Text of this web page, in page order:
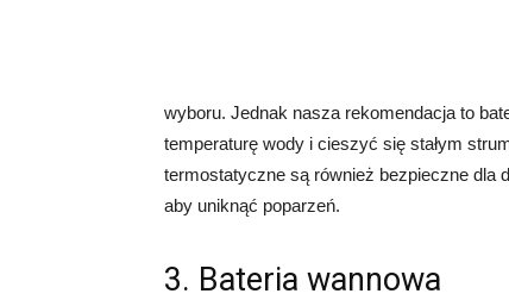
wyboru. Jednak nasza rekomendacja to
temperaturę wody i cieszyć się stałym
termostatyczne są również bezpieczne dla
aby uniknąć poparzeń.
3. Bateria wannowa